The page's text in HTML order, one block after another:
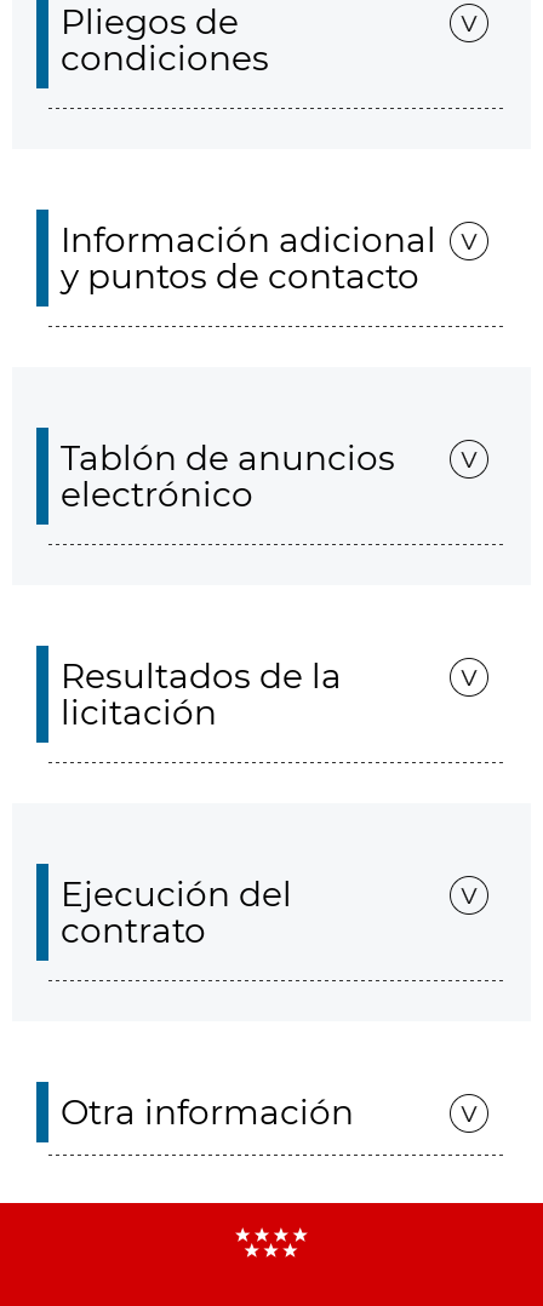
Pliegos de
condiciones
Información adicional
y puntos de contacto
Tablón de anuncios
electrónico
Resultados de la
licitación
Ejecución del
contrato
Otra información